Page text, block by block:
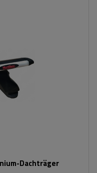
Dachträger